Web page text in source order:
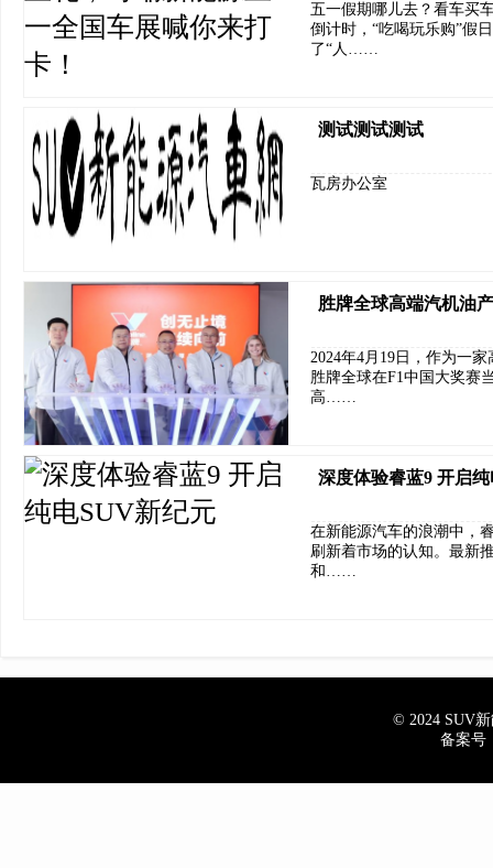
五一假期哪儿去？看车买
倒计时，“吃喝玩乐购”假
了“人……
测试测试测试
瓦房办公室
胜牌全球高端汽机油
2024年4月19日，作为一
胜牌全球在F1中国大奖赛
高……
深度体验睿蓝9 开启
在新能源汽车的浪潮中，
刷新着市场的认知。最新
和……
© 2024 SUV新
备案号